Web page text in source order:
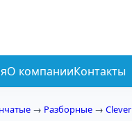
О компанииКонтакты
→ Разборные → Clever